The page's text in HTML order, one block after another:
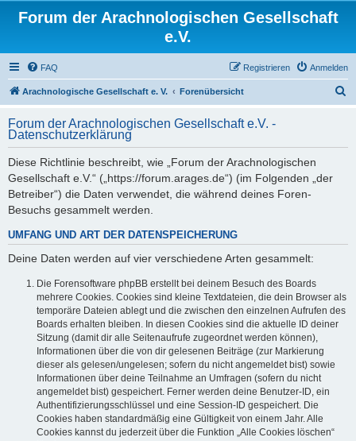
Forum der Arachnologischen Gesellschaft
e.V.
FAQ Anmelden
Registrieren
Arachnologische Gesellschaft e. V. Forenübersicht
h
Forum der Arachnologischen Gesellschaft e.V. -
Datenschutzerklärung
Diese Richtlinie beschreibt, wie „Forum der Arachnologischen
Gesellschaft e.V.“ („https://forum.arages.de“) (im Folgenden „der
Betreiber“) die Daten verwendet, die während deines Foren-
Besuchs gesammelt werden.
UMFANG UND ART DER DATENSPEICHERUNG
Deine Daten werden auf vier verschiedene Arten gesammelt:
Die Forensoftware phpBB erstellt bei deinem Besuch des Boards
mehrere Cookies. Cookies sind kleine Textdateien, die dein Browser als
temporäre Dateien ablegt und die zwischen den einzelnen Aufrufen des
Boards erhalten bleiben. In diesen Cookies sind die aktuelle ID deiner
Sitzung (damit dir alle Seitenaufrufe zugeordnet werden können),
Informationen über die von dir gelesenen Beiträge (zur Markierung
dieser als gelesen/ungelesen; sofern du nicht angemeldet bist) sowie
Informationen über deine Teilnahme an Umfragen (sofern du nicht
angemeldet bist) gespeichert. Ferner werden deine Benutzer-ID, ein
Authentifizierungsschlüssel und eine Session-ID gespeichert. Die
Cookies haben standardmäßig eine Gültigkeit von einem Jahr. Alle
Cookies kannst du jederzeit über die Funktion „Alle Cookies löschen“